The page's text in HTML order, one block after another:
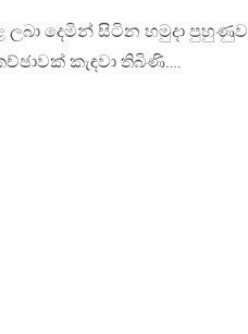
ලබා දෙමින් සිටින හමුදා පුහුණුව
කැඳවා තිබිණි….